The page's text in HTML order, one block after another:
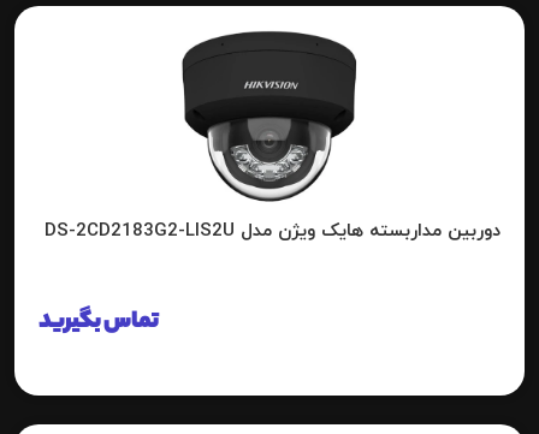
دوربین مداربسته هایک ویژن مدل DS-2CD2183G2-LIS2U
تماس بگیرید